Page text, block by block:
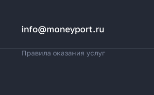
info@moneyport.ru
Правила оказания услуг